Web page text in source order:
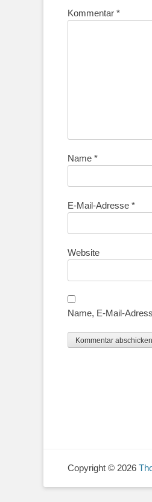
Kommentar *
Name *
E-Mail-Adresse *
Website
Name, E-Mail-
Copyright © 2026